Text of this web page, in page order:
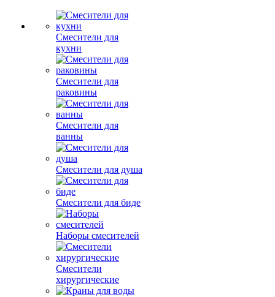
Смесители для
кухни
Смесители для
раковины
Смесители для
ванны
Смесители для душа
Смесители для биде
Наборы смесителей
Смесители
хирургические